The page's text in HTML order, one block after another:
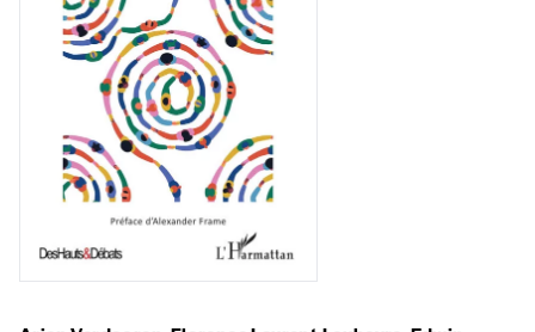
Vous versez le montant de votre choix sur le
compteIBAN BE34 0010 7305
2190avec en communication le numéro de
la commande renseigné dans le mail de
confirmation et la mention “participation
Imag”.
NB: Vous pouvez choisir de participer